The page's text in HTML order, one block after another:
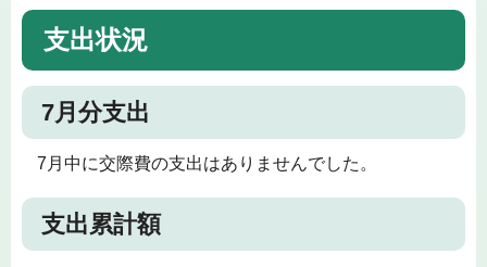
支出状況
7月分支出
7月中に交際費の支出はありませんでした。
支出累計額